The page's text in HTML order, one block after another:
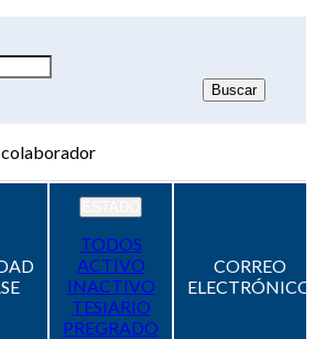
TODOS
ACTIVO
INACTIVO
TESIARIO
PREGRADO
CORREO
ELECTRÓNICO